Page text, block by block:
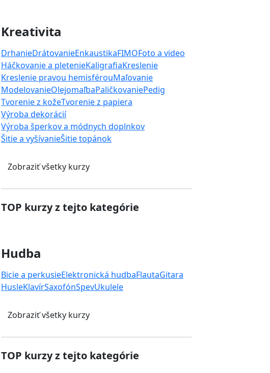
Kreativita
DrhanieDrátovanieEnkaustikaFIMOFoto a video
Háčkovanie a pletenieKaligrafiaKreslenie
Kreslenie pravou hemisférouMaľovanie
ModelovanieOlejomaľbaPaličkovaniePedig
Tvorenie z kožeTvorenie z papiera
Výroba dekorácií
Výroba šperkov a módnych doplnkov
Šitie a vyšívanieŠitie topánok
Zobraziť všetky kurzy
TOP kurzy z tejto kategórie
Hudba
Bicie a perkusieElektronická hudbaFlautaGitara
HusleKlavírSaxofónSpevUkulele
Zobraziť všetky kurzy
TOP kurzy z tejto kategórie